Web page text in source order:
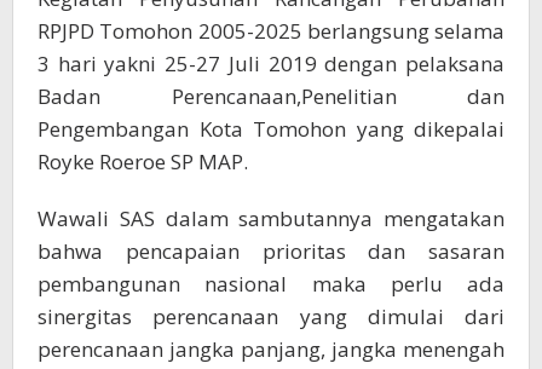
RPJPD Tomohon 2005-2025 berlangsung selama
3 hari yakni 25-27 Juli 2019 dengan pelaksana
Badan Perencanaan,Penelitian dan
Pengembangan Kota Tomohon yang dikepalai
Royke Roeroe SP MAP.
Wawali SAS dalam sambutannya mengatakan
bahwa pencapaian prioritas dan sasaran
pembangunan nasional maka perlu ada
sinergitas perencanaan yang dimulai dari
perencanaan jangka panjang, jangka menengah